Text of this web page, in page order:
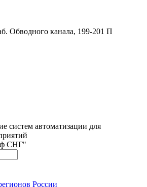
Обводного канала, 199-201 П
систем автоматизации для
СНГ"
России